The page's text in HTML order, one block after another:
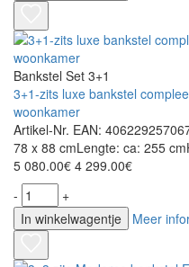
Bankstel Set 3+1
3+1-zits luxe bankstel
woonkamer
Artikel-Nr. EAN:
78 x 88 cmLengte: ca: 255
5 080.00€ 4 299.00€
-
+
In winkelwagentje
Meer